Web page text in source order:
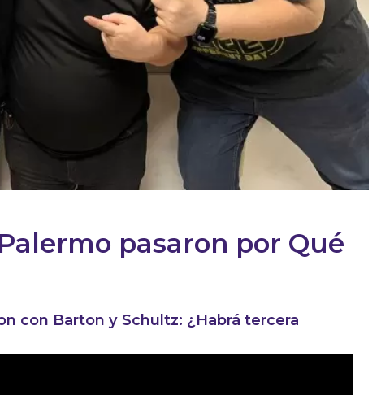
pasaron por Qué
con Barton y Schultz: ¿Habrá tercera